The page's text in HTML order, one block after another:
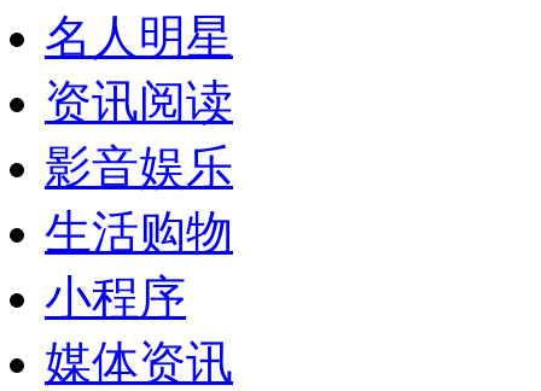
名人明星
资讯阅读
影音娱乐
生活购物
小程序
媒体资讯